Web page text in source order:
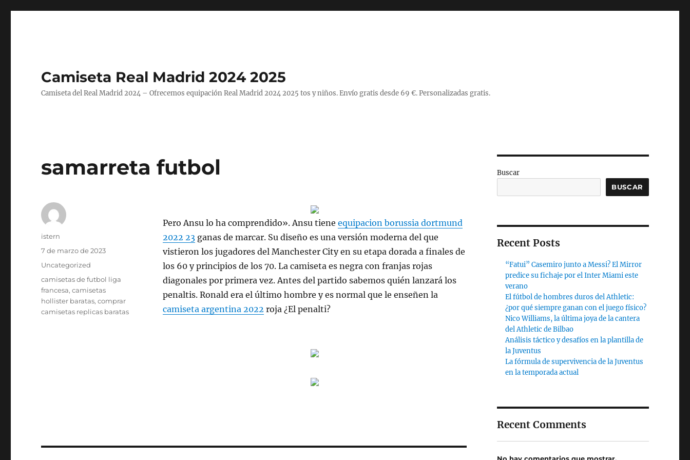
Camiseta Real Madrid 2024 2025
Camiseta del Real Madrid 2024 – Ofrecemos equipación Real Madrid 2024 2025 tos y niños. Envío gratis desde 69 €. Personalizadas gratis.
samarreta futbol
Pero Ansu lo ha comprendido». Ansu tiene equipacion borussia dortmund
2022 23ganas de marcar. Su diseño es una versión moderna del que
vistieron los jugadores del Manchester City en su etapa dorada a finales de
los 60 y principios de los 70. La camiseta es negra con franjas rojas
diagonales por primera vez. Antes del partido sabemos quién lanzará los
penaltis. Ronald era el último hombre y es normal que le enseñen la
camiseta argentina 2022 roja ¿El penalti?
Autor
istern
Publicado
7 de marzo de 2023
Categorías
Uncategorized
Etiquetas
camisetas de futbol liga
francesa,camisetas
hollister baratas,comprar
camisetas replicas baratas
Buscar
BUSCAR
Recent Posts
“Fatui” Casemiro junto a Messi? El Mirror
predice su fichaje por el Inter Miami este
verano
El fútbol de hombres duros del Athletic:
¿por qué siempre ganan con el juego físico?
Nico Williams, la última joya de la cantera
del Athletic de Bilbao
Análisis táctico y desafíos en la plantilla de
la Juventus
La fórmula de supervivencia de la Juventus
en la temporada actual
Recent Comments
No hay comentarios que mostrar.